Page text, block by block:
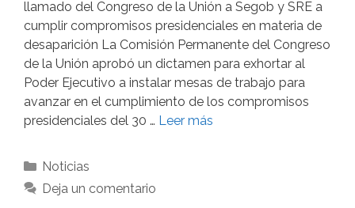
llamado del Congreso de la Unión a Segob y SRE a
cumplir compromisos presidenciales en materia de
desaparición La Comisión Permanente del Congreso
de la Unión aprobó un dictamen para exhortar al
Poder Ejecutivo a instalar mesas de trabajo para
avanzar en el cumplimiento de los compromisos
presidenciales del 30 … Leer más
Noticias
Deja un comentario